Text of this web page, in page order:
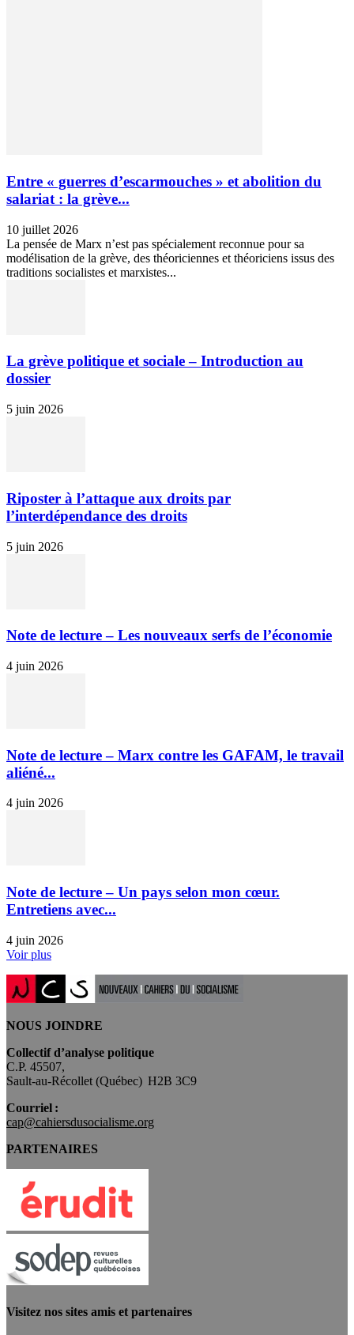
Entre « guerres d’escarmouches » et abolition du
salariat : la grève...
10 juillet 2026
La pensée de Marx n’est pas spécialement reconnue pour sa
modélisation de la grève, des théoriciennes et théoriciens issus des
traditions socialistes et marxistes...
La grève politique et sociale – Introduction au
dossier
5 juin 2026
Riposter à l’attaque aux droits par
l’interdépendance des droits
5 juin 2026
Note de lecture – Les nouveaux serfs de l’économie
4 juin 2026
Note de lecture – Marx contre les GAFAM, le travail
aliéné...
4 juin 2026
Note de lecture – Un pays selon mon cœur.
Entretiens avec...
4 juin 2026
Voir plus
NOUS JOINDRE
Collectif d’analyse politique
C.P. 45507,
Sault-au-Récollet (Québec) H2B 3C9
Courriel :
cap@cahiersdusocialisme.org
PARTENAIRES
Visitez nos sites amis et partenaires